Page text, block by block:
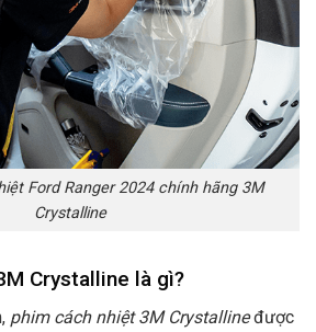
Ford Ranger 2024 chính hãng 3M
Crystalline
Crystalline là gì?
phim cách nhiệt 3M Crystallineđược